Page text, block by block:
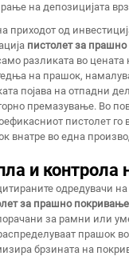
на депозицијата
приходот од
пистолет за
разликата во цената
на прашок,
појава на отпадни
премазување. Во
пистолет го
внатре во една
и контрола
одредувачи
за прашно покривање
за рамни или
прашок
брзината на